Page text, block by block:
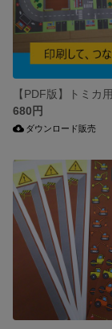
680円
ダウンロード販売